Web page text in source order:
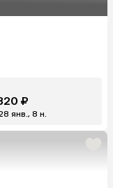
₽
янв., 8 н.